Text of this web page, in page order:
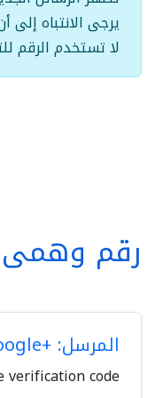
يرجى الانتباه
لا تستخدم الرقم
رقم وهمي
المرسل: +Google
verification code.